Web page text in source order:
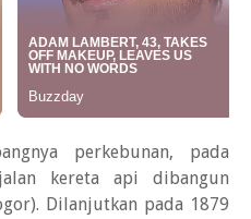
perkebunan, pada
kereta api dibangun
Dilanjutkan pada 1879